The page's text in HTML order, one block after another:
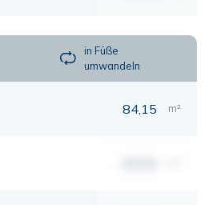
in Füße
umwandeln
84,15 m²